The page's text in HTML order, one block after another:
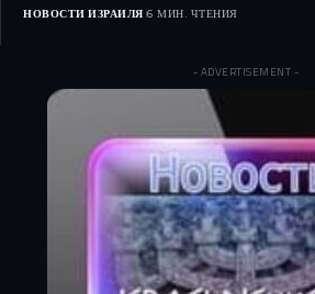
НОВОСТИ ИЗРАИЛЯ 6 МИН. ЧТЕНИЯ
- ADVERTISEMENT -